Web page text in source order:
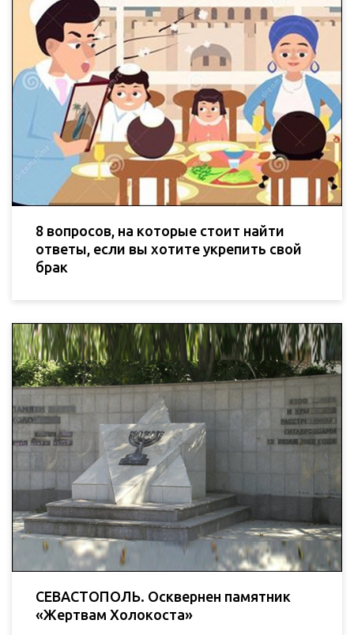
8 вопросов, на которые стоит найти
ответы, если вы хотите укрепить свой
брак
СЕВАСТОПОЛЬ. Осквернен памятник
«Жертвам Холокоста»